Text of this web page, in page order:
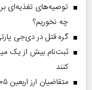
چه نخوریم؟
گره قتل در دی‌جی پارتی با ۵۰ قسم
ثبت‌نام بیش از یک
کنند